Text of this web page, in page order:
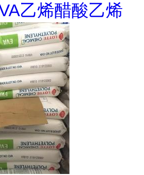
乙烯醋酸乙烯